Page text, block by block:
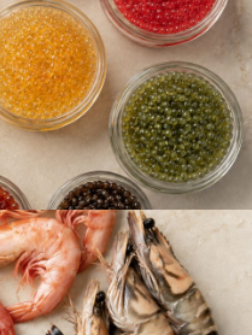
ВИДЫ ИКРЫ /